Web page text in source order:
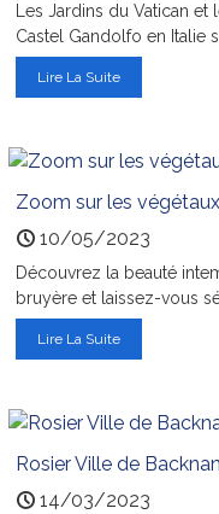
Les Jardins du Vatican et
Castel Gandolfo en Italie
Lire La Suite
Zoom sur les
10/05/2023
Découvrez la beauté
bruyère et laissez-vous
Lire La Suite
Rosier Ville de
14/03/2023